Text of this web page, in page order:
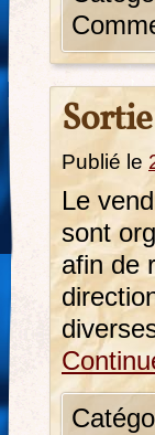
Publié le
Le
sont
afin de